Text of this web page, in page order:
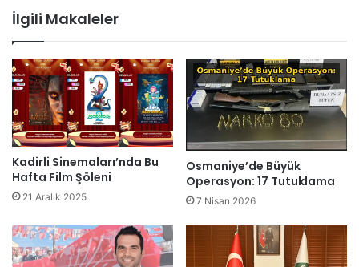
İlgili Makaleler
Kadirli Sinemaları’nda Bu
Hafta Film Şöleni
21 Aralık 2025
Osmaniye’de Büyük
Operasyon: 17 Tutuklama
7 Nisan 2026